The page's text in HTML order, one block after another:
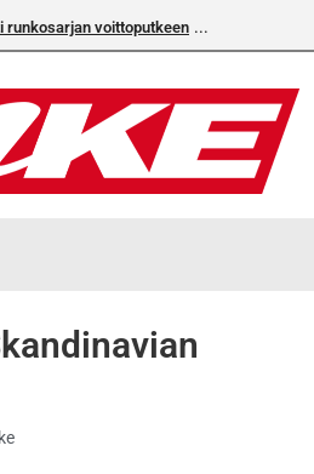
runkosarjan voittoputkeen